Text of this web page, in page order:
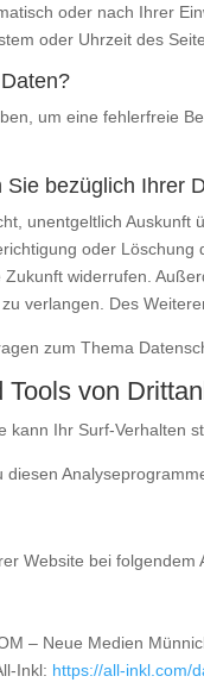
oder nach Ihrer
oder Uhrzeit des
um eine fehlerfreie
bezüglich Ihrer
unentgeltlich
oder
Zukunft widerrufen.
verlangen. Des
zum Thema
Tools von
kann Ihr Surf-Verhalten
Website bei folgendem
– Neue Medien
Inkl: https://all-inkl.com/